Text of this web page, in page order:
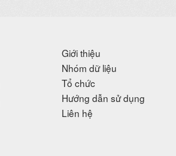
Giới thiệu
Nhóm dữ liệu
Tổ chức
Hướng dẫn sử dụng
Liên hệ